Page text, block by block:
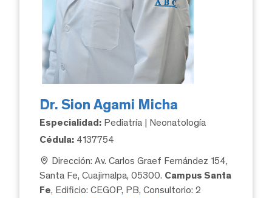
Dr. Sion Agami Micha
Especialidad: Pediatría | Neonatología
Cédula: 4137754
Dirección: Av. Carlos Graef Fernández 154,
Santa Fe, Cuajimalpa, 05300. Campus Santa
Fe, Edificio: CEGOP, PB, Consultorio: 2